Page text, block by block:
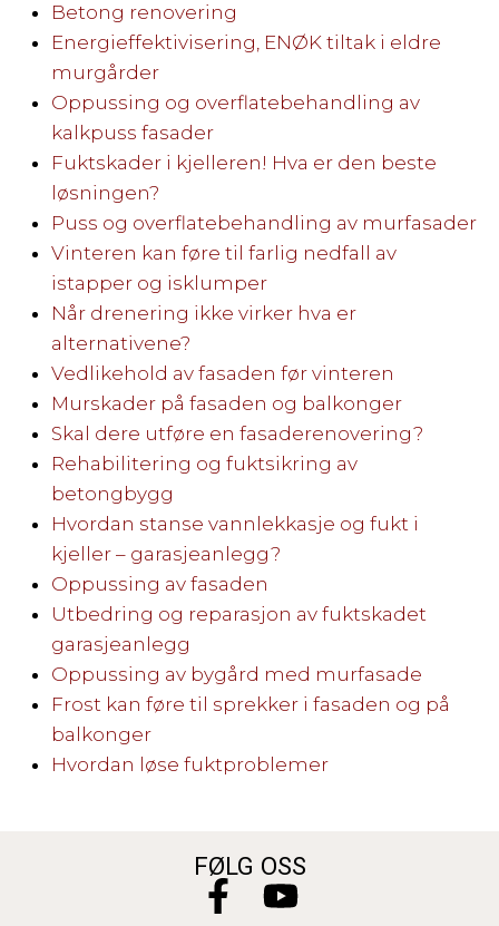
Betong renovering
Energieffektivisering, ENØK tiltak i eldre
murgårder
Oppussing og overflatebehandling av
kalkpuss fasader
Fuktskader i kjelleren! Hva er den beste
løsningen?
Puss og overflatebehandling av murfasader
Vinteren kan føre til farlig nedfall av
istapper og isklumper
Når drenering ikke virker hva er
alternativene?
Vedlikehold av fasaden før vinteren
Murskader på fasaden og balkonger
Skal dere utføre en fasaderenovering?
Rehabilitering og fuktsikring av
betongbygg
Hvordan stanse vannlekkasje og fukt i
kjeller – garasjeanlegg?
Oppussing av fasaden
Utbedring og reparasjon av fuktskadet
garasjeanlegg
Oppussing av bygård med murfasade
Frost kan føre til sprekker i fasaden og på
balkonger
Hvordan løse fuktproblemer
FØLG OSS